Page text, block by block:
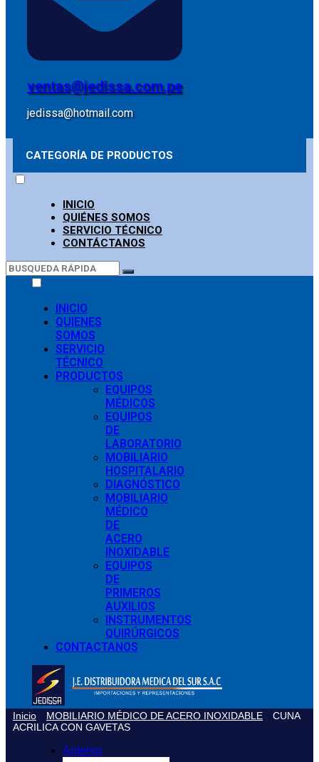
ventas@jedissa.com.pe
jedissa@hotmail.com
CATEGORÍA DE PRODUCTOS
INICIO
QUIÉNES SOMOS
SERVICIO TÉCNICO
CONTÁCTANOS
INICIO
QUIENES
SOMOS
SERVICIO
TÉCNICO
PRODUCTOS
EQUIPOS
MÉDICOS
EQUIPOS
DE
LABORATORIO
MOBILIARIO
HOSPITALARIO
DIAGNÓSTICO
MOBILIARIO
MÉDICO
DE
ACERO
INOXIDABLE
EQUIPOS
DE
PRIMEROS
AUXILIOS
INSTRUMENTOS
QUIRÚRGICOS
CONTACTANOS
Inicio MOBILIARIO MÉDICO DE ACERO INOXIDABLE
CUNA
ACRILICA CON GAVETAS
Anterior